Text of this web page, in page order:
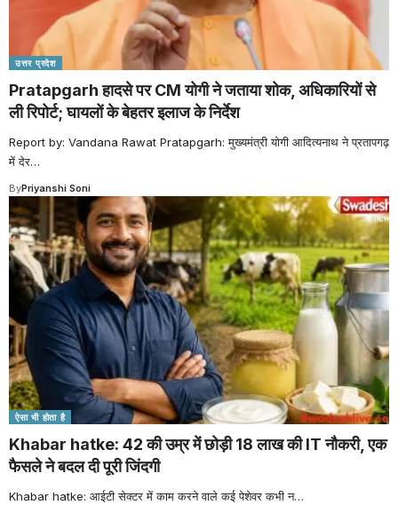
उत्तर प्रदेश
Pratapgarh हादसे पर CM योगी ने जताया शोक, अधिकारियों से
ली रिपोर्ट; घायलों के बेहतर इलाज के निर्देश
Report by: Vandana Rawat Pratapgarh: मुख्यमंत्री योगी आदित्यनाथ ने प्रतापगढ़
में देर…
ByPriyanshi Soni
ऐसा भी होता है
Khabar hatke: 42 की उम्र में छोड़ी 18 लाख की IT नौकरी, एक
फैसले ने बदल दी पूरी जिंदगी
Khabar hatke: आईटी सेक्टर में काम करने वाले कई पेशेवर कभी न…